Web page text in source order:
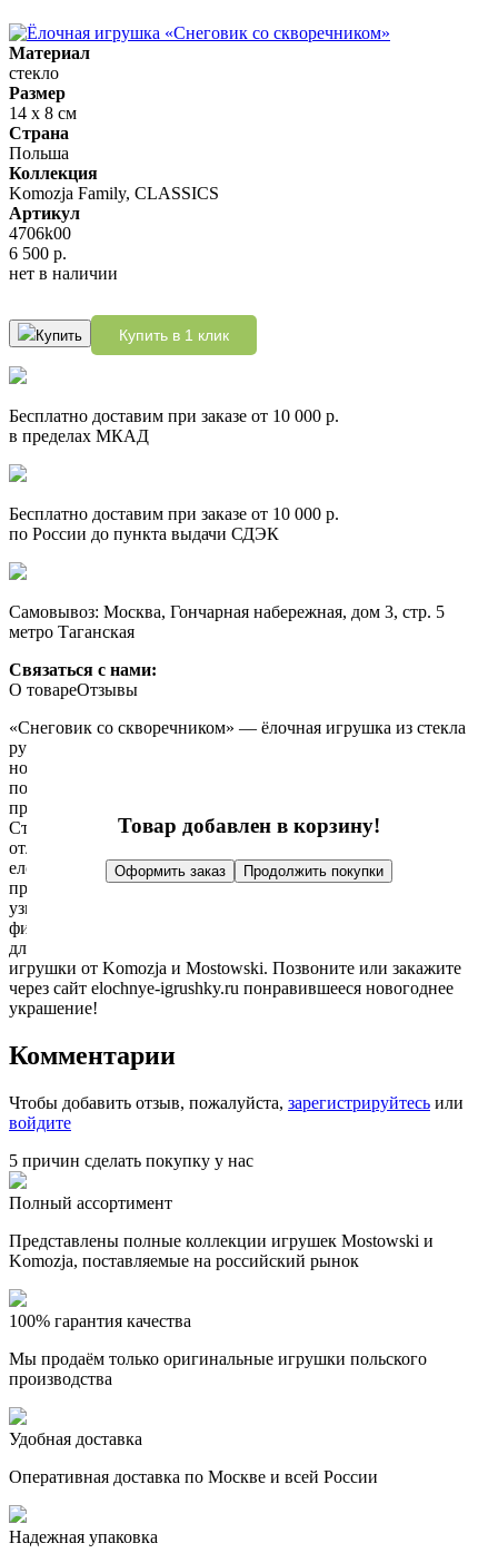
Материал
стекло
Размер
14 х 8 см
Страна
Польша
Коллекция
Komozja Family, CLASSICS
Артикул
4706k00
6 500 р.
нет в наличии
Купить Купить в 1 клик
Бесплатно доставим при заказе от 10 000 р.
в пределах МКАД
Бесплатно доставим при заказе от 10 000 р.
по России до пункта выдачи СДЭК
Самовывоз: Москва, Гончарная набережная, дом 3, стр. 5
метро Таганская
Связаться с нами:
О товареОтзывы
«Снеговик со скворечником» — ёлочная игрушка из стекла
ручной работы, изготовлена в Польше законодателем моды
новогодних украшений Komozja & Mostowski. Игрушка
поставляется в индивидуальной фирменной упаковке
производителя.
Стеклянные игрушки Mostowski и Komozja заметно
отличаются от остальных. Фирменный стиль выделяет
елочные игрушки Mostowski и Komozja. Коллекционеры и
просто поклонники польских елочных игрушек без труда
узнают их. Каждая игрушка — это безукоризненный вкус и
фирменный стиль. Истинное наслаждение дарить, покупать
для своей елки и, конечно, получать в подарок елочные
игрушки от Komozja и Mostowski. Позвоните или закажите
через сайт elochnye-igrushky.ru понравившееся новогоднее
украшение!
Комментарии
Чтобы добавить отзыв, пожалуйста, зарегистрируйтесь или
войдите
5 причин сделать покупку у нас
Полный ассортимент
Представлены полные коллекции игрушек Mostowski и
Komozja, поставляемые на российский рынок
100% гарантия качества
Мы продаём только оригинальные игрушки польского
производства
Удобная доставка
Оперативная доставка по Москве и всей России
Надежная упаковка
Товар добавлен в корзину!
Оформить заказ Продолжить покупки